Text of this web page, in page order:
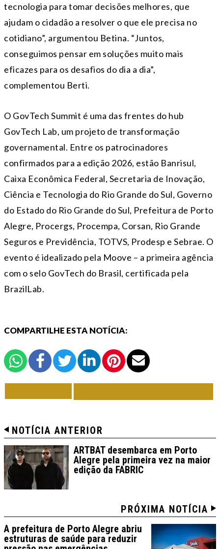
tecnologia para tomar decisões melhores, que
ajudam o cidadão a resolver o que ele precisa no
cotidiano”, argumentou Betina. “Juntos,
conseguimos pensar em soluções muito mais
eficazes para os desafios do dia a dia”,
complementou Berti.
O GovTech Summit é uma das frentes do hub
GovTech Lab, um projeto de transformação
governamental. Entre os patrocinadores
confirmados para a edição 2026, estão Banrisul,
Caixa Econômica Federal, Secretaria de Inovação,
Ciência e Tecnologia do Rio Grande do Sul, Governo
do Estado do Rio Grande do Sul, Prefeitura de Porto
Alegre, Procergs, Procempa, Corsan, Rio Grande
Seguros e Previdência, TOTVS, Prodesp e Sebrae. O
evento é idealizado pela Moove – a primeira agência
com o selo GovTech do Brasil, certificada pela
BrazilLab.
COMPARTILHE ESTA NOTÍCIA:
NOTÍCIA ANTERIOR
ARTBAT desembarca em Porto
Alegre pela primeira vez na maior
edição da FABRIC
PRÓXIMA NOTÍCIA
A prefeitura de Porto Alegre abriu
estruturas de saúde para reduzir